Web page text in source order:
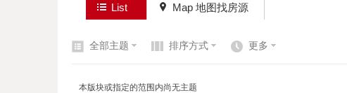
List Map 地图找房源
全部主题 排序方式 更多
本版块或指定的范围内尚无主题